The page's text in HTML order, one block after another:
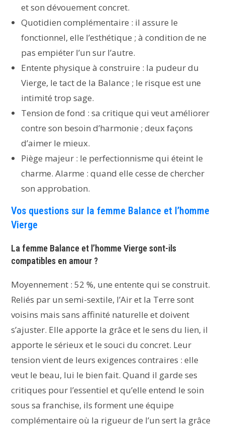
et son dévouement concret.
Quotidien complémentaire : il assure le
fonctionnel, elle l’esthétique ; à condition de ne
pas empiéter l’un sur l’autre.
Entente physique à construire : la pudeur du
Vierge, le tact de la Balance ; le risque est une
intimité trop sage.
Tension de fond : sa critique qui veut améliorer
contre son besoin d’harmonie ; deux façons
d’aimer le mieux.
Piège majeur : le perfectionnisme qui éteint le
charme. Alarme : quand elle cesse de chercher
son approbation.
Vos questions sur la femme Balance et l’homme
Vierge
La femme Balance et l’homme Vierge sont-ils
compatibles en amour ?
Moyennement : 52 %, une entente qui se construit.
Reliés par un semi-sextile, l’Air et la Terre sont
voisins mais sans affinité naturelle et doivent
s’ajuster. Elle apporte la grâce et le sens du lien, il
apporte le sérieux et le souci du concret. Leur
tension vient de leurs exigences contraires : elle
veut le beau, lui le bien fait. Quand il garde ses
critiques pour l’essentiel et qu’elle entend le soin
sous sa franchise, ils forment une équipe
complémentaire où la rigueur de l’un sert la grâce